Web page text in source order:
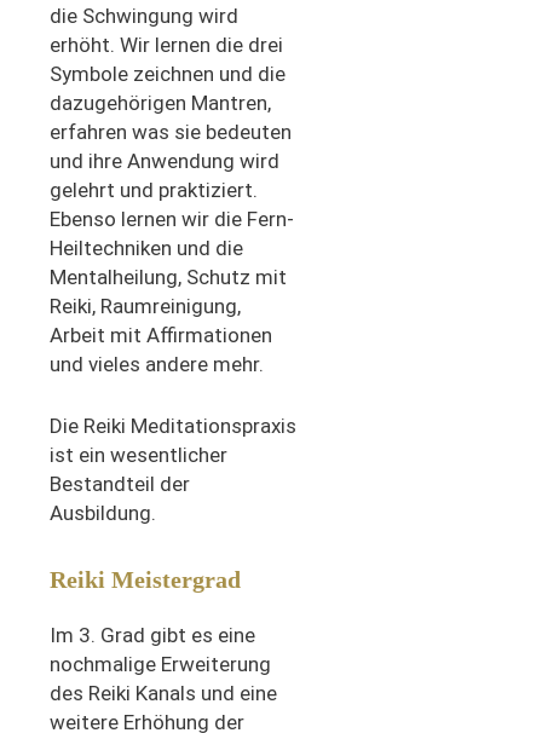
die Schwingung wird
erhöht. Wir lernen die drei
Symbole zeichnen und die
dazugehörigen Mantren,
erfahren was sie bedeuten
und ihre Anwendung wird
gelehrt und praktiziert.
Ebenso lernen wir die Fern-
Heiltechniken und die
Mentalheilung, Schutz mit
Reiki, Raumreinigung,
Arbeit mit Affirmationen
und vieles andere mehr.
Die Reiki Meditationspraxis
ist ein wesentlicher
Bestandteil der
Ausbildung.
Reiki Meistergrad
Im 3. Grad gibt es eine
nochmalige Erweiterung
des Reiki Kanals und eine
weitere Erhöhung der